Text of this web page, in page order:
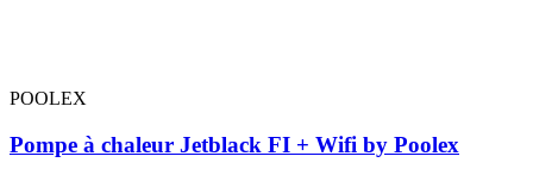
POOLEX
Pompe à chaleur Jetblack FI + Wifi by Poolex